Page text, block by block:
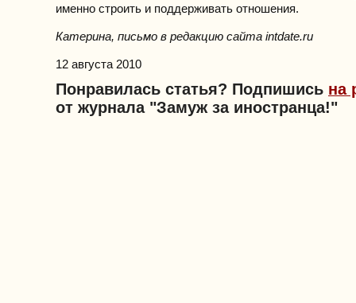
именно строить и поддерживать отношения.
Катерина, письмо в редакцию сайта intdate.ru
12 августа 2010
Понравилась статья? Подпишись на
от журнала "Замуж за иностранца!"